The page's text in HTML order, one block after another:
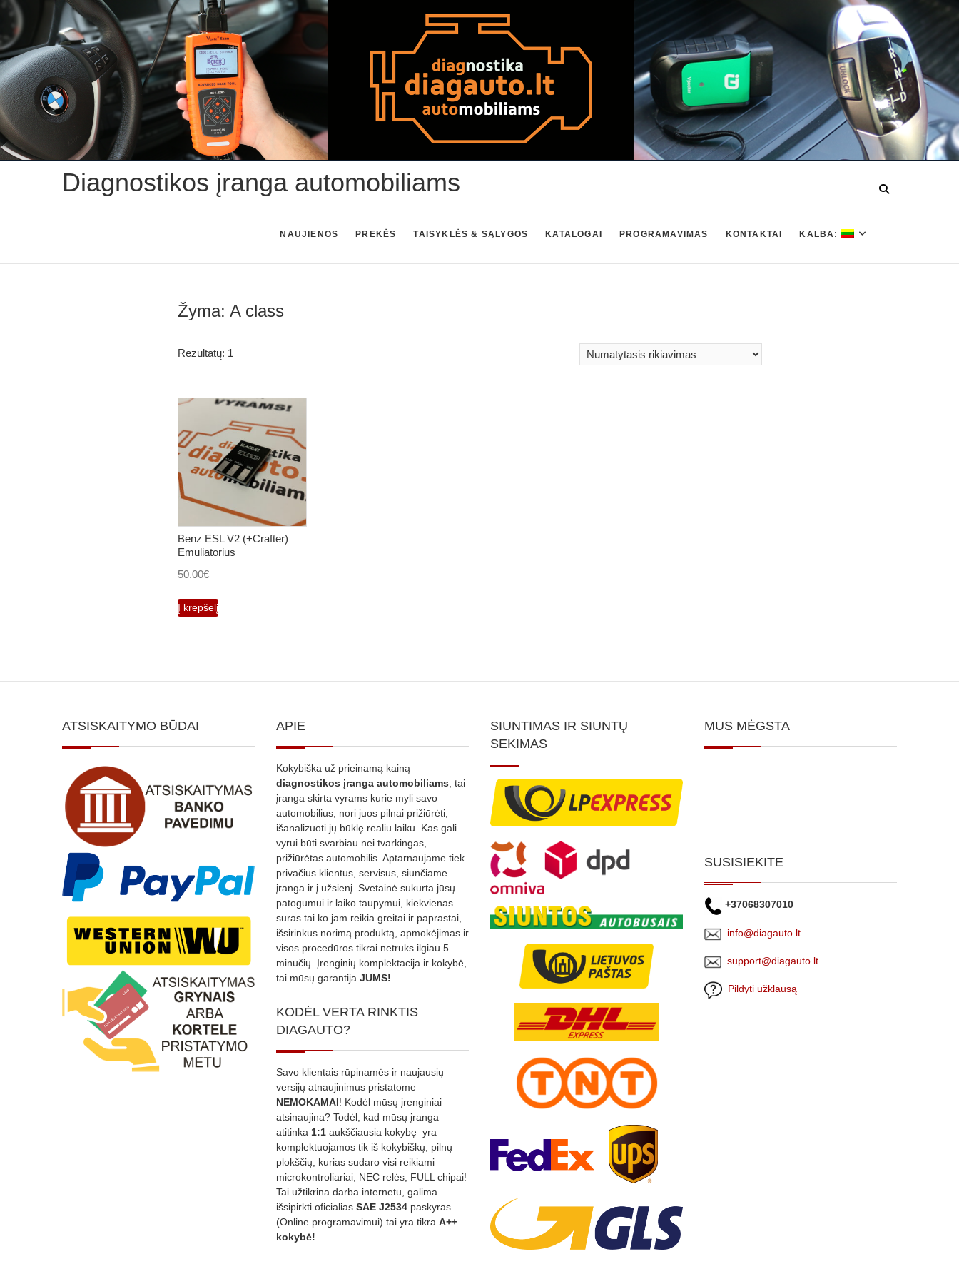
Skip
content
Diagnostikos įranga automobiliams
NAUJIENOS PREKĖS TAISYKLĖS & SĄLYGOS KATALOGAI PROGRAMAVIMAS KONTAKTAI KALBA:
Žyma: A class
Rezultatų: 1
Benz ESL V2 (+Crafter)
Emuliatorius
50.00€
Į krepšelį
ATSISKAITYMO BŪDAI APIE
Kokybiška už prieinamą kainą
diagnostikos įranga automobiliams , tai
įranga skirta vyrams kurie myli savo
automobilius, nori juos pilnai prižiūrėti,
išanalizuoti jų būklę realiu laiku. Kas gali
vyrui būti svarbiau nei tvarkingas,
prižiūrėtas automobilis. Aptarnaujame tiek
privačius klientus, servisus, siunčiame
įranga ir į užsienį. Svetainė sukurta jūsų
patogumui ir laiko taupymui, kiekvienas
suras tai ko jam reikia greitai ir paprastai,
išsirinkus norimą produktą, apmokėjimas ir
visos procedūros tikrai netruks ilgiau 5
minučių. Įrenginių komplektacija ir kokybė,
tai mūsų garantija JUMS!
KODĖL VERTA RINKTIS
DIAGAUTO?
Savo klientais rūpinamės ir naujausių
versijų atnaujinimus pristatome
NEMOKAMAI! Kodėl mūsų įrenginiai
atsinaujina? Todėl, kad mūsų įranga
atitinka 1:1 aukščiausia kokybę yra
komplektuojamos tik iš kokybiškų, pilnų
plokščių, kurias sudaro visi reikiami
microkontroliariai, NEC relės, FULL chipai!
Tai užtikrina darba internetu, galima
išsipirkti oficialias SAE J2534 paskyras
(Online programavimui) tai yra tikra A++
kokybė!
SIUNTIMAS IR SIUNTŲ
SEKIMAS
MUS MĖGSTA
SUSISIEKITE
+37068307010
info@diagauto.lt
support@diagauto.lt
Pildyti užklausą